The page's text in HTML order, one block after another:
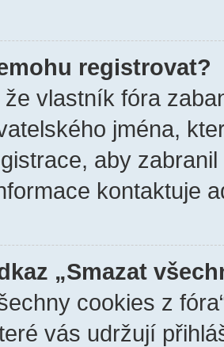
registrovat?
vlastník fóra
jména,
aby
kontaktuje
„Smazat
cookies z
vás udržují